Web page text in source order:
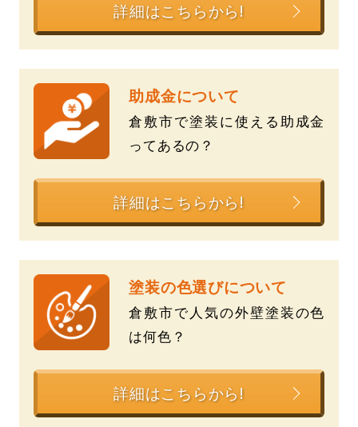
詳細はこちらから!
助成金について
倉敷市で塗装に使える助成金
ってあるの？
詳細はこちらから!
塗装の色選びについて
倉敷市で人気の外壁塗装の色
は何色？
詳細はこちらから!